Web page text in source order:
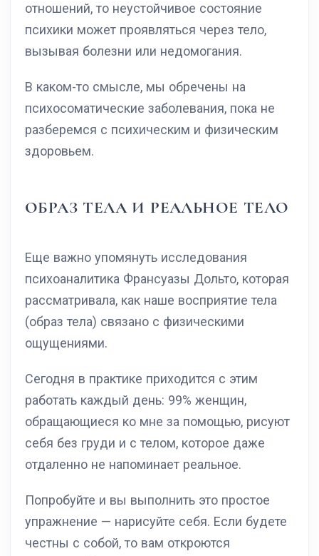
отношений, то неустойчивое состояние
психики может проявляться через тело,
вызывая болезни или недомогания.
В каком-то смысле, мы обречены на
психосоматические заболевания, пока не
разберемся с психическим и физическим
здоровьем.
ОБРАЗ ТЕЛА И РЕАЛЬНОЕ ТЕЛО
Еще важно упомянуть исследования
психоаналитика Франсуазы Дольто, которая
рассматривала, как наше восприятие тела
(образ тела) связано с физическими
ощущениями.
Сегодня в практике приходится с этим
работать каждый день: 99% женщин,
обращающиеся ко мне за помощью, рисуют
себя без груди и с телом, которое даже
отдаленно не напоминает реальное.
Попробуйте и вы выполнить это простое
упражнение — нарисуйте себя. Если будете
честны с собой, то вам откроются